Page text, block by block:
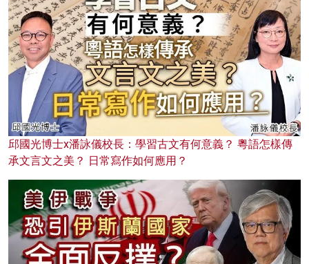
邱國光博士x潘詠儀校長：學習古文有何意義？ 粵語怎樣傳
承文言文之美？ 日常寫作如何應用？